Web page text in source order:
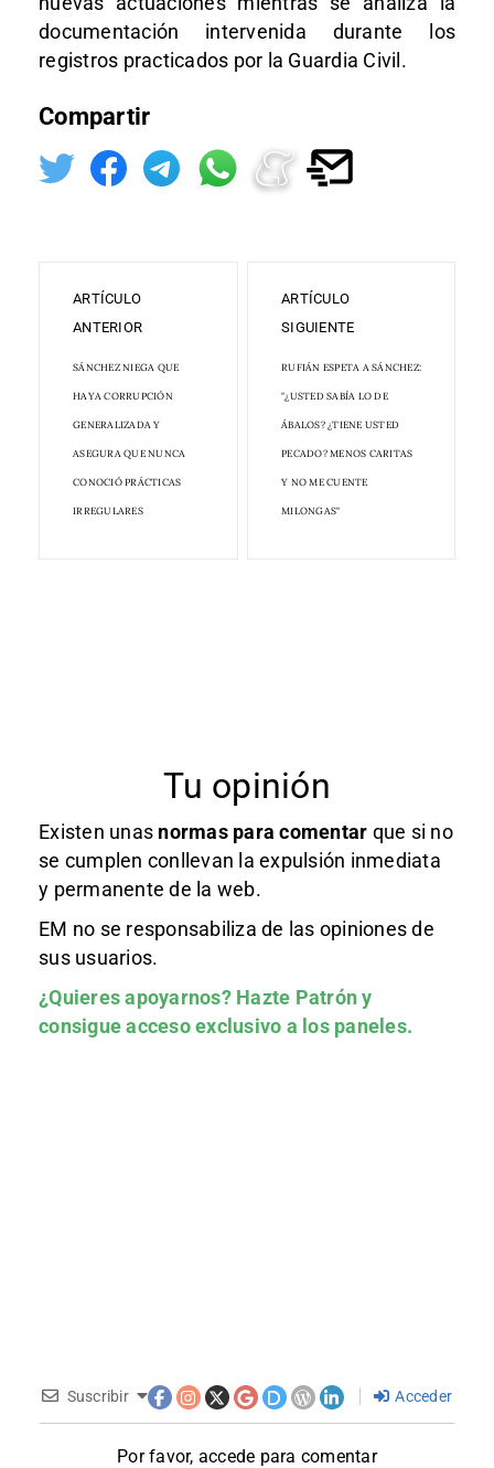
documentación intervenida durante los
registros practicados por la Guardia Civil.
Compartir
ARTÍCULO
ANTERIOR
SÁNCHEZ NIEGA QUE
HAYA CORRUPCIÓN
GENERALIZADA Y
ASEGURA QUE NUNCA
CONOCIÓ PRÁCTICAS
IRREGULARES
ARTÍCULO
SIGUIENTE
RUFIÁN ESPETA A SÁNCHEZ:
"¿USTED SABÍA LO DE
ÁBALOS? ¿TIENE USTED
PECADO? MENOS CARITAS
Y NO ME CUENTE
MILONGAS"
Tu opinión
Existen unas normas para comentar que si no
se cumplen conllevan la expulsión inmediata
y permanente de la web.
EM no se responsabiliza de las opiniones de
sus usuarios.
¿Quieres apoyarnos? Hazte Patróny
consigue acceso exclusivo a los paneles.
Suscribir Acceder
Por favor, accede para comentar